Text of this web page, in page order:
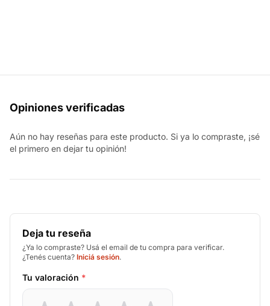
Opiniones verificadas
Aún no hay reseñas para este producto. Si ya lo compraste, ¡sé
el primero en dejar tu opinión!
Deja tu reseña
¿Ya lo compraste? Usá el email de tu compra para verificar.
¿Tenés cuenta? Iniciá sesión.
Tu valoración *